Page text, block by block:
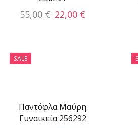
55,00€ 22,00 €
SALE
Παντόφλα Μαύρη
Γυναικεία 256292